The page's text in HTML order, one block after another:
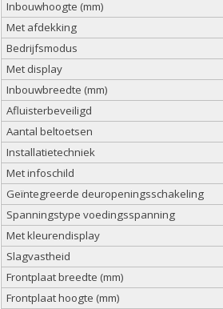
Inbouwhoogte (mm)
Met afdekking
Bedrijfsmodus
Met display
Inbouwbreedte (mm)
Afluisterbeveiligd
Aantal beltoetsen
Installatietechniek
Met infoschild
Geïntegreerde deuropeningsschakeling
Spanningstype voedingsspanning
Met kleurendisplay
Slagvastheid
Frontplaat breedte (mm)
Frontplaat hoogte (mm)